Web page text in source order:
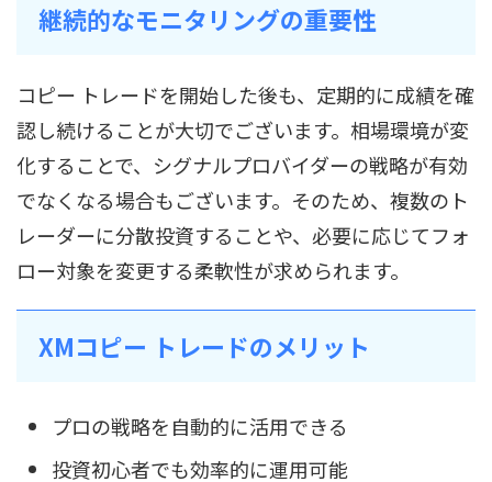
継続的なモニタリングの重要性
コピー トレードを開始した後も、定期的に成績を確
認し続けることが大切でございます。相場環境が変
化することで、シグナルプロバイダーの戦略が有効
でなくなる場合もございます。そのため、複数のト
レーダーに分散投資することや、必要に応じてフォ
ロー対象を変更する柔軟性が求められます。
XMコピー トレードのメリット
プロの戦略を自動的に活用できる
投資初心者でも効率的に運用可能